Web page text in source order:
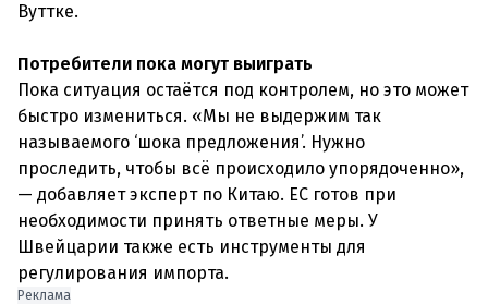
Вуттке.
Потребители пока могут выиграть
Пока ситуация остаётся под контролем, но это может
быстро измениться. «Мы не выдержим так
называемого ‘шока предложения’. Нужно
проследить, чтобы всё происходило упорядоченно»,
— добавляет эксперт по Китаю. ЕС готов при
необходимости принять ответные меры. У
Швейцарии также есть инструменты для
регулирования импорта.
Реклама